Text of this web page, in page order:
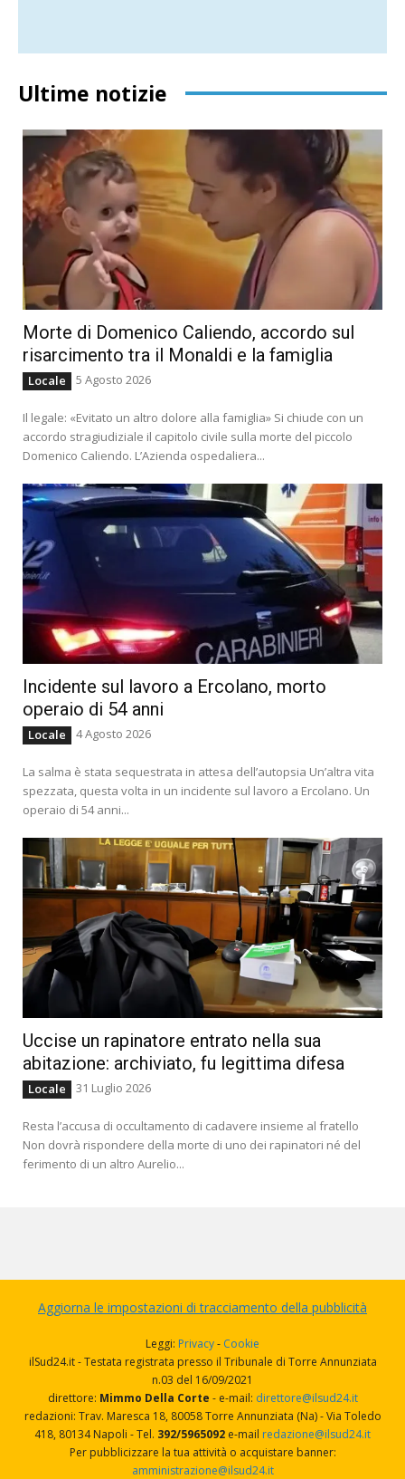
Ultime notizie
Morte di Domenico Caliendo, accordo sul
risarcimento tra il Monaldi e la famiglia
Locale 5 Agosto 2026
Il legale: «Evitato un altro dolore alla famiglia» Si chiude con un
accordo stragiudiziale il capitolo civile sulla morte del piccolo
Domenico Caliendo. L’Azienda ospedaliera...
Incidente sul lavoro a Ercolano, morto
operaio di 54 anni
Locale 4 Agosto 2026
La salma è stata sequestrata in attesa dell’autopsia Un’altra vita
spezzata, questa volta in un incidente sul lavoro a Ercolano. Un
operaio di 54 anni...
Uccise un rapinatore entrato nella sua
abitazione: archiviato, fu legittima difesa
Locale 31 Luglio 2026
Resta l’accusa di occultamento di cadavere insieme al fratello
Non dovrà rispondere della morte di uno dei rapinatori né del
ferimento di un altro Aurelio...
Aggiorna le impostazioni di tracciamento della pubblicità
Leggi: Privacy- Cookie
ilSud24.it - Testata registrata presso il Tribunale di Torre Annunziata
n.03 del 16/09/2021
direttore: Mimmo Della Corte - e-mail: direttore@ilsud24.it
redazioni: Trav. Maresca 18, 80058 Torre Annunziata (Na) - Via Toledo
418, 80134 Napoli - Tel. 392/5965092 e-mail redazione@ilsud24.it
Per pubblicizzare la tua attività o acquistare banner:
amministrazione@ilsud24.it